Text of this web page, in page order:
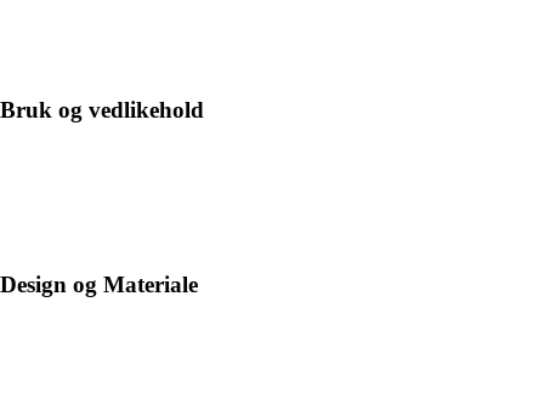
Bruk og vedlikehold
Design og Materiale